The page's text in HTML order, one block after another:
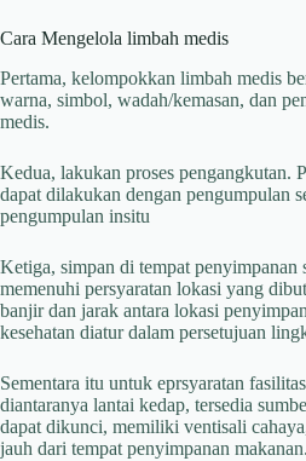
Cara Mengelola limbah medis
Pertama, kelompokkan limbah medis
warna, simbol, wadah/kemasan, dan
medis.
Kedua, lakukan proses pengangkutan.
dapat dilakukan dengan pengumpulan
pengumpulan insitu
Ketiga, simpan di tempat penyimpanan
memenuhi persyaratan lokasi yang
banjir dan jarak antara lokasi
kesehatan diatur dalam persetujuan
Sementara itu untuk eprsyaratan
diantaranya lantai kedap, tersedia
dapat dikunci, memiliki ventisali
jauh dari tempat penyimpanan makanan.